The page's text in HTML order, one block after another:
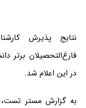
فارغ‌التحصیلان برتر
در این اعلام شد.
به گزارش مستر تست،